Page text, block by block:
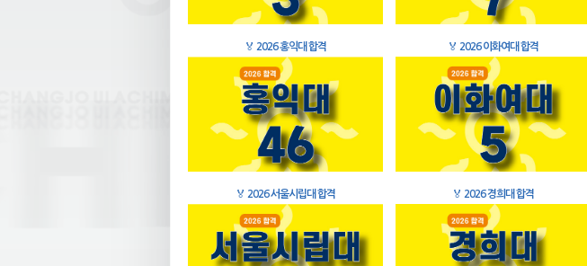
🏅 2026 홍익대 합격 🏅 2026 이화여대 합격
🏅 2026 서울시립대 합격 🏅 2026 경희대 합격